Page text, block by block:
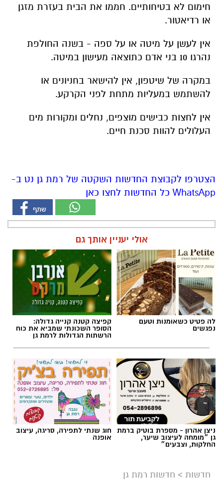
חימום לא בטיחותיים. חממו את הבית בעזרת מזגן
או רדיאטור.
אין לעשן על מיטה או על ספה - בשנה החולפת
נהרגו 10 בני אדם כתוצאה מעישון במיטה.
במקרה של שיטפון, אין להישאר בחניונים או
להשתמש במעליות מתחת לפני הקרקע.
אין לחצות כבישים מוצפים, נחלים ומקורות מים
העלולים להוות סכנת חיים.
הצטרפו לקבוצת החדשות השקטה של רמת גן נט ב-
WhatsApp כל החדשות לחצו כאן
אולי יעניין אותך גם
לה פטיט כשאומנות וטעם
נפגשים
קפיצה קטנה קנייה גדולה:
הסופר השכונתי שמביא את כוח
הרשתות הגדולות לרמת גן
ניצן אהרון - מספרת בוטיק ברמת
גן ״מומחה לעיצוב שיער,
החלקות, וצבעים״
חוג שנתי לתפירה, סריגה, עיצוב
אופנה
חדשות > חדשות רמת גן